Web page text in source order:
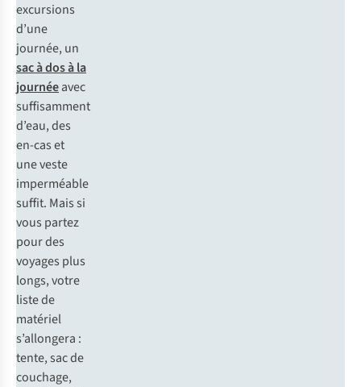
excursions
d’une
journée, un
sac à dos à la
journéeavec
suffisamment
d’eau, des
en-cas et
une veste
imperméable
suffit. Mais si
vous partez
pour des
voyages plus
longs, votre
liste de
matériel
s’allongera :
tente, sac de
couchage,